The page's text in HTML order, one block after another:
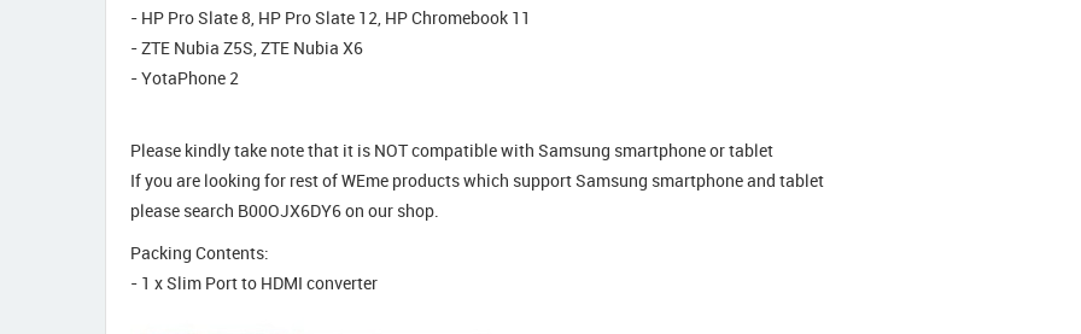
- HP Pro Slate 8, HP Pro Slate 12, HP Chromebook 11
- ZTE Nubia Z5S, ZTE Nubia X6
- YotaPhone 2
Please kindly take note that it is NOT compatible with Samsung smartphone or tablet
If you are looking for rest of WEme products which support Samsung smartphone and tablet
please search B00OJX6DY6 on our shop.
Packing Contents:
- 1 x Slim Port to HDMI converter